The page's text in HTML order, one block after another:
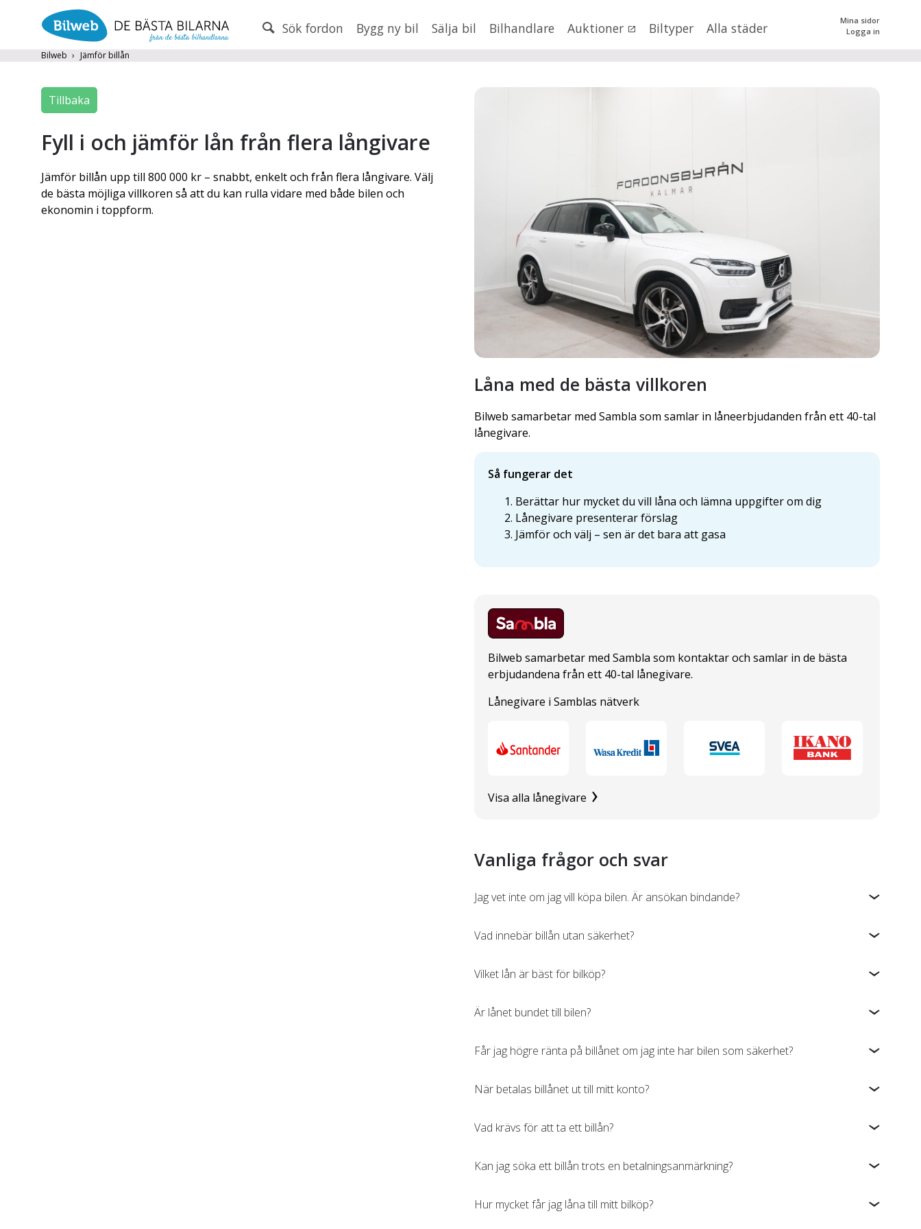
Sök fordon Bygg ny bil Sälja bil Bilhandlare Auktioner Biltyper Alla städer
Mina sidor
Logga in
Bilweb Jämför billån
Endast fordon från MRF-anslutna handlare
Fritext
Populära märken ,Audi Mercedes ,Volkswagen BMW
0 kr tillmer än 500000
Justera priset genom att dra i knapparna
År från
Län (alla)
Fler val
Tillbaka
Fyll i och jämför lån från flera långivare
Jämför billån upp till 800 000 kr – snabbt, enkelt och från flera långivare. Välj
de bästa möjliga villkoren så att du kan rulla vidare med både bilen och
ekonomin i toppform.
Låna med de bästa villkoren
Bilweb samarbetar med Sambla som samlar in låneerbjudanden från ett 40-tal
lånegivare.
Så fungerar det
Berättar hur mycket du vill låna och lämna uppgifter om dig
Lånegivare presenterar förslag
Jämför och välj – sen är det bara att gasa
Bilweb samarbetar med Sambla som kontaktar och samlar in de bästa
erbjudandena från ett 40-tal lånegivare.
Lånegivare i Samblas nätverk
Visa alla lånegivare
Vanliga frågor och svar
Jag vet inte om jag vill köpa bilen. Är ansökan bindande?
Vad innebär billån utan säkerhet?
Vilket lån är bäst för bilköp?
Är lånet bundet till bilen?
Får jag högre ränta på billånet om jag inte har bilen som säkerhet?
När betalas billånet ut till mitt konto?
Vad krävs för att ta ett billån?
Kan jag söka ett billån trots en betalningsanmärkning?
Hur mycket får jag låna till mitt bilköp?